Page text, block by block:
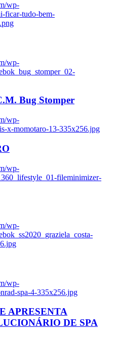
wp-
ficar-tudo-bem-
wp-
Bug Stomper
wp-
x-momotaro-13-335x256.jpg
wp-
fileminimizer-
wp-
wp-
spa-4-335x256.jpg
APRESENTA
DE SPA